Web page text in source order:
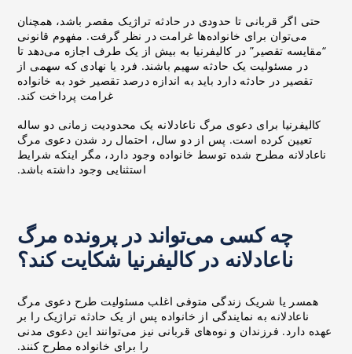
حتی اگر قربانی تا حدودی در حادثه تراژیک مقصر باشد، همچنان
می‌توان برای خانواده‌ها غرامت در نظر گرفت. مفهوم قانونی
“مقایسه تقصیر” در کالیفرنیا به بیش از یک طرف اجازه می‌دهد تا
در مسئولیت یک حادثه سهیم باشند. فرد یا نهادی که سهمی از
تقصیر در حادثه دارد باید به اندازه درصد تقصیر خود به خانواده
غرامت پرداخت کند.
کالیفرنیا برای دعوی مرگ ناعادلانه یک محدودیت زمانی دو ساله
تعیین کرده است. پس از دو سال، احتمال رد شدن دعوی مرگ
ناعادلانه مطرح شده توسط خانواده وجود دارد، مگر اینکه شرایط
استثنایی وجود داشته باشد.
چه کسی می‌تواند در پرونده مرگ
ناعادلانه در کالیفرنیا شکایت کند؟
همسر یا شریک زندگی متوفی اغلب مسئولیت طرح دعوی مرگ
ناعادلانه به نمایندگی از خانواده پس از یک حادثه تراژیک را بر
عهده دارد. فرزندان و نوه‌های قربانی نیز می‌توانند این دعوی مدنی
را برای خانواده مطرح کنند.